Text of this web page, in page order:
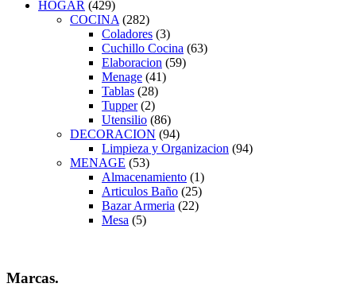
HOGAR (429)
COCINA (282)
Coladores (3)
Cuchillo Cocina (63)
Elaboracion (59)
Menage (41)
Tablas (28)
Tupper (2)
Utensilio (86)
DECORACION (94)
Limpieza y Organizacion (94)
MENAGE (53)
Almacenamiento (1)
Articulos Baño (25)
Bazar Armeria (22)
Mesa (5)
Marcas.